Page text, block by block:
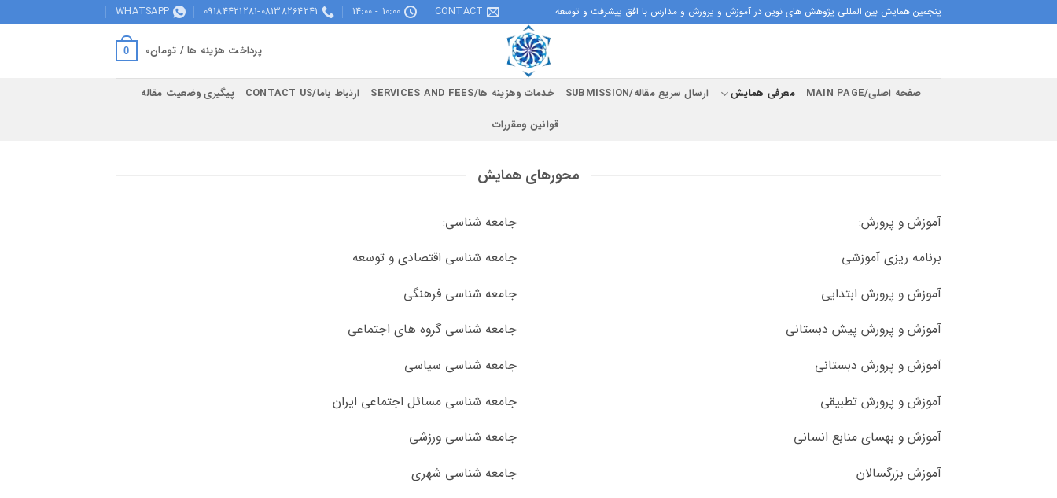
to
پنجمین همایش بین المللی پژوهش های نوین در آموزش و پرورش و مدارس با افق پیشرفت و توسعه CONTACT
10:00 - 14:00
09184421281-08138264241
WHATSAPP
پرداخت هزینه ها / تومان0
0
صفحه اصلی/MAIN PAGE معرفی همایش ارسال سریع مقاله/SUBMISSION خدمات وهزینه ها/SERVICES AND FEES ارتباط باما/CONTACT US
پیگیری وضعیت مقاله
قوانین ومقررات
محورهای همایش
آموزش و پرورش:
برنامه ریزی آموزشی
آموزش و پرورش ابتدایی
آموزش و پرورش پیش دبستانی
آموزش و پرورش دبستانی
آموزش و پرورش تطبیقی
آموزش و بهسای منابع انسانی
آموزش بزرگسالان
جامعه شناسی:
جامعه شناسی اقتصادی و توسعه
جامعه شناسی فرهنگی
جامعه شناسی گروه های اجتماعی
جامعه شناسی سیاسی
جامعه شناسی مسائل اجتماعی ایران
جامعه شناسی ورزشی
جامعه شناسی شهری